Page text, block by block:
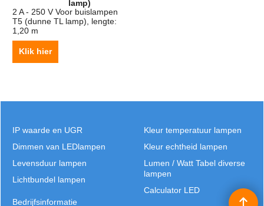
lamp)
2 A - 250 V Voor buislampen
T5 (dunne TL lamp), lengte:
1,20 m
Klik hier
Kleur temperatuur lampen
Kleur echtheid lampen
Lumen / Watt Tabel diverse
lampen
Calculator LED
IP waarde en UGR
Dimmen van LEDlampen
Levensduur lampen
Lichtbundel lampen
Bedrijfsinformatie